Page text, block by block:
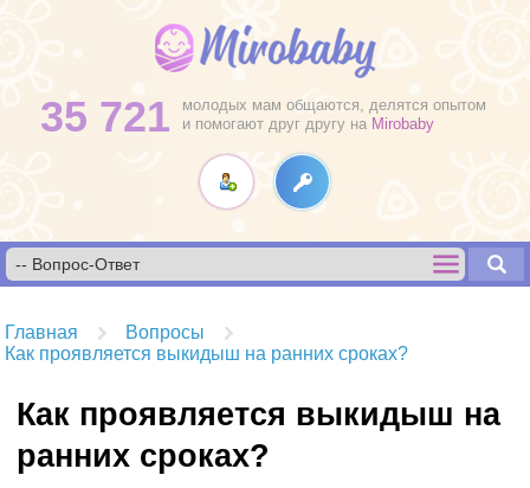
35 721
молодых мам общаются, делятся опытом
и помогают друг другу на Mirobaby
Главная
Вопросы
Как проявляется выкидыш на ранних сроках?
Как проявляется выкидыш на
ранних сроках?